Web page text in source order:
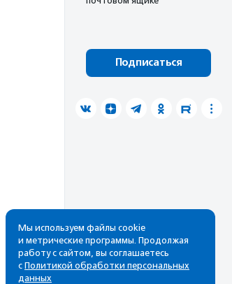
Подписаться
Мы используем файлы cookie
и метрические программы. Продолжая
работу с сайтом, вы соглашаетесь
с Политикой обработки персональных
данных